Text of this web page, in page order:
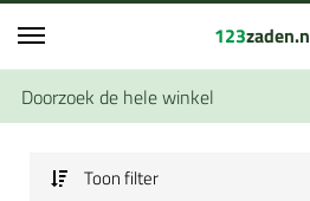
123
Toon filter